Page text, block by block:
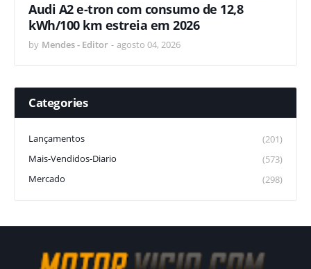
Audi A2 e-tron com consumo de 12,8
kWh/100 km estreia em 2026
by Mendes - Editor - agosto 04, 2026
Categories
Lançamentos
(201)
Mais-Vendidos-Diario
(573)
Mercado
(298)